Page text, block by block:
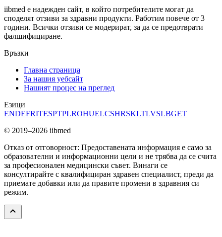
iibmed е надежден сайт, в който потребителите могат да
споделят отзиви за здравни продукти. Работим повече от 3
години. Всички отзиви се модерират, за да се предотврати
фалшифициране.
Връзки
Главна страница
За нашия уебсайт
Нашият процес на преглед
Езици
ENDEFRITESPTPLROHUELCSHRSKLTLVSLBGET
© 2019–2026 iibmed
Отказ от отговорност: Предоставената информация е само за
образователни и информационни цели и не трябва да се счита
за професионален медицински съвет. Винаги се
консултирайте с квалифициран здравен специалист, преди да
приемате добавки или да правите промени в здравния си
режим.